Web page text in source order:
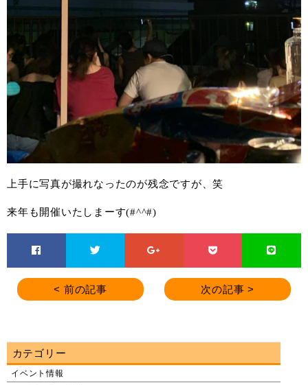
カテゴリー
イベント情報
上手に写真が撮れなったのが残念ですが、笑
来年も開催いたしまーす(#^^#)
< 前の記事 次の記事 >